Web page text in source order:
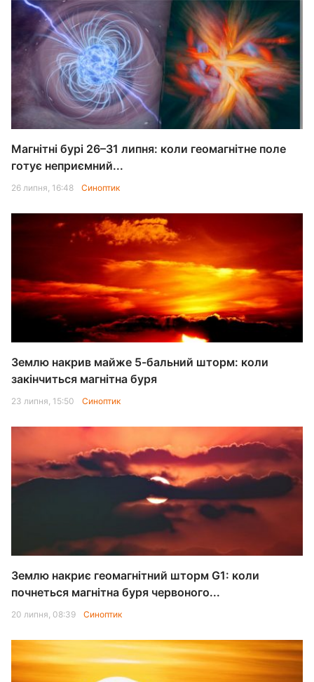
Магнітні бурі 26–31 липня: коли геомагнітне поле
готує неприємний...
26 липня, 16:48 Синоптик
Землю накрив майже 5-бальний шторм: коли
закінчиться магнітна буря
23 липня, 15:50 Синоптик
Землю накриє геомагнітний шторм G1: коли
почнеться магнітна буря червоного...
20 липня, 08:39 Синоптик